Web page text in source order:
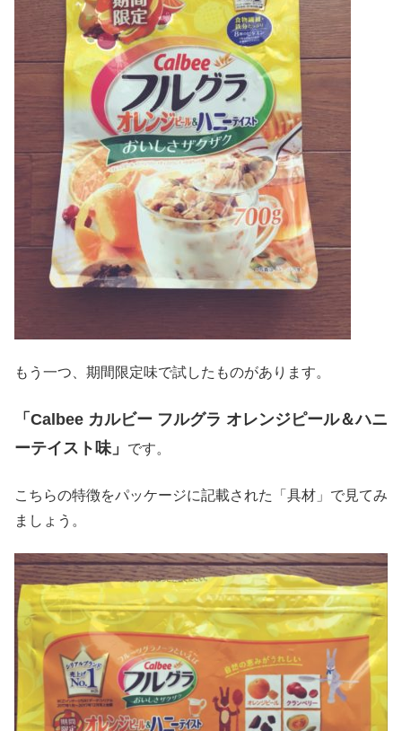
もう一つ、期間限定味で試したものがあります。
「Calbee カルビー フルグラ オレンジピール＆ハニ
ーテイスト味」 です。
こちらの特徴をパッケージに記載された「具材」で見てみ
ましょう。